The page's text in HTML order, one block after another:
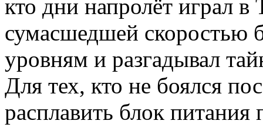
кто дни напролёт играл
сумасшедшей скоростью
уровням и разгадывал
Для тех, кто не боялся
расплавить блок питания